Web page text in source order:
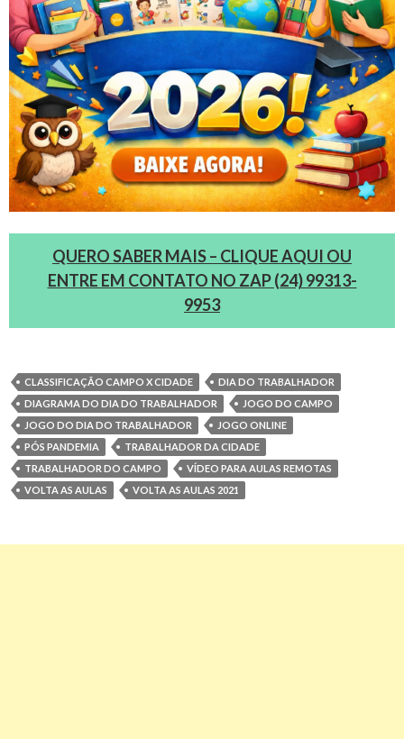
QUERO SABER MAIS – CLIQUE AQUI OU
ENTRE EM CONTATO NO ZAP (24) 99313-
9953
CLASSIFICAÇÃO CAMPO X CIDADE
DIA DO TRABALHADOR
DIAGRAMA DO DIA DO TRABALHADOR
JOGO DO CAMPO
JOGO DO DIA DO TRABALHADOR
JOGO ONLINE
PÓS PANDEMIA
TRABALHADOR DA CIDADE
TRABALHADOR DO CAMPO
VÍDEO PARA AULAS REMOTAS
VOLTA AS AULAS
VOLTA AS AULAS 2021